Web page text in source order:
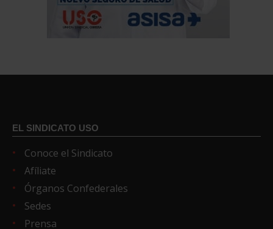
EL SINDICATO USO
Conoce el Sindicato
Afíliate
Órganos Confederales
Sedes
Prensa